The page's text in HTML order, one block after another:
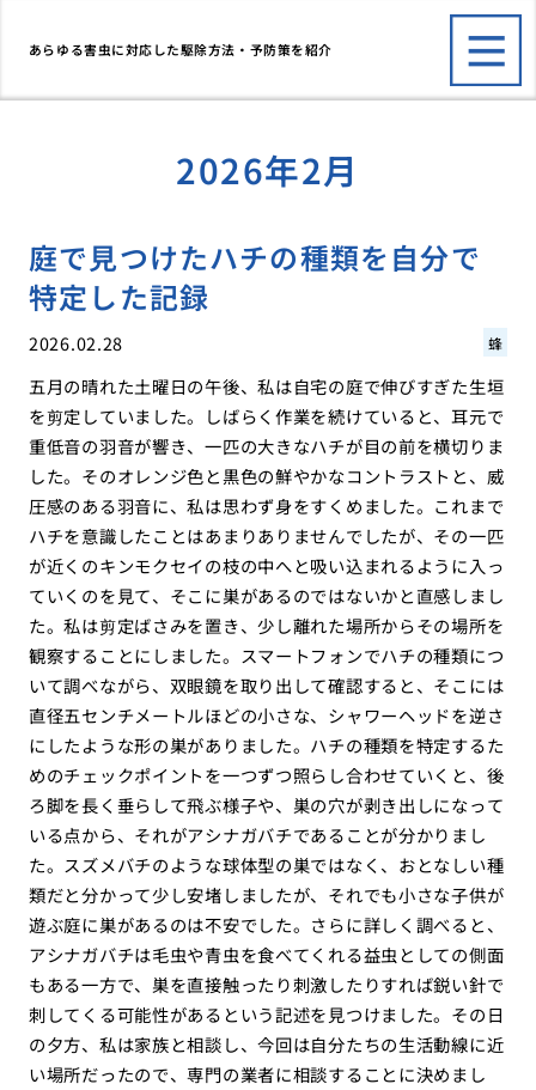
あらゆる害虫に対応した駆除方法・予防策を紹介
2026年2月
庭で見つけたハチの種類を自分で
特定した記録
2026.02.28 蜂
五月の晴れた土曜日の午後、私は自宅の庭で伸びすぎた生垣
を剪定していました。しばらく作業を続けていると、耳元で
重低音の羽音が響き、一匹の大きなハチが目の前を横切りま
した。そのオレンジ色と黒色の鮮やかなコントラストと、威
圧感のある羽音に、私は思わず身をすくめました。これまで
ハチを意識したことはあまりありませんでしたが、その一匹
が近くのキンモクセイの枝の中へと吸い込まれるように入っ
ていくのを見て、そこに巣があるのではないかと直感しまし
た。私は剪定ばさみを置き、少し離れた場所からその場所を
観察することにしました。スマートフォンでハチの種類につ
いて調べながら、双眼鏡を取り出して確認すると、そこには
直径五センチメートルほどの小さな、シャワーヘッドを逆さ
にしたような形の巣がありました。ハチの種類を特定するた
めのチェックポイントを一つずつ照らし合わせていくと、後
ろ脚を長く垂らして飛ぶ様子や、巣の穴が剥き出しになって
いる点から、それがアシナガバチであることが分かりまし
た。スズメバチのような球体型の巣ではなく、おとなしい種
類だと分かって少し安堵しましたが、それでも小さな子供が
遊ぶ庭に巣があるのは不安でした。さらに詳しく調べると、
アシナガバチは毛虫や青虫を食べてくれる益虫としての側面
もある一方で、巣を直接触ったり刺激したりすれば鋭い針で
刺してくる可能性があるという記述を見つけました。その日
の夕方、私は家族と相談し、今回は自分たちの生活動線に近
い場所だったので、専門の業者に相談することに決めまし